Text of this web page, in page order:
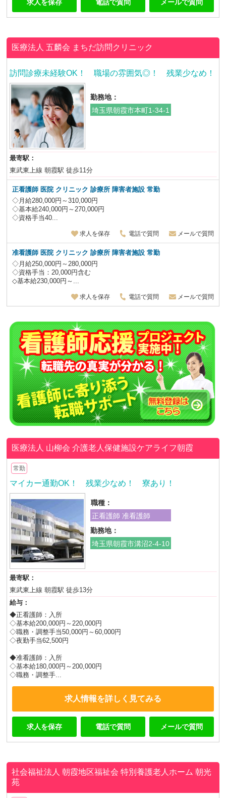
求人を保存 電話で質問 メールで質問
医療法人 五麟会 まちだ訪問クリニック
訪問診療未経験OK！ 職場の雰囲気◎！ 残業少なめ！
勤務地：
埼玉県朝霞市本町1-34-1
最寄駅：
東武東上線 朝霞駅 徒歩11分
正看護師 医院 クリニック 診療所 障害者施設常勤
◇月給280,000円～310,000円
◇基本給240,000円～270,000円
◇資格手当40...
求人を保存 電話で質問 メールで質問
准看護師 医院 クリニック 診療所 障害者施設常勤
◇月給250,000円～280,000円
◇資格手当：20,000円含む
◇基本給230,000円～...
求人を保存 電話で質問 メールで質問
医療法人 山柳会介護老人保健施設ケアライフ朝霞
常勤
マイカー通勤OK！ 残業少なめ！ 寮あり！
職種：
正看護師 准看護師
勤務地：
埼玉県朝霞市溝沼2-4-10
最寄駅：
東武東上線 朝霞駅 徒歩13分
給与：
◆正看護師：入所
◇基本給200,000円～220,000円
◇職務・調整手当50,000円～60,000円
◇夜勤手当62,500円
◆准看護師：入所
◇基本給180,000円～200,000円
◇職務・調整手...
求人情報を詳しく見てみる
求人を保存 電話で質問 メールで質問
社会福祉法人 朝霞地区福祉会特別養護老人ホーム 朝光
苑